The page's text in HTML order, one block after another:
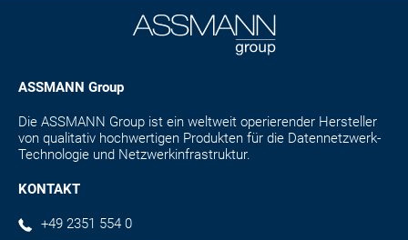
ASSMANN Group
Die ASSMANN Group ist ein weltweit operierender Hersteller
von qualitativ hochwertigen Produkten für die Datennetzwerk-
Technologie und Netzwerkinfrastruktur.
KONTAKT
+49 2351 554 0